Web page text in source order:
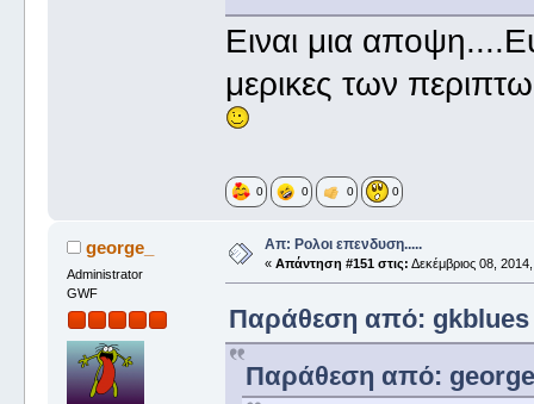
Ειναι μια
μερικες των
0 0 0 0
george_
Administrator
GWF
Απ: Ρολοι επενδυση.....
« Απάντηση #151 στις: Δεκέμβριος 08,
Παράθεση από: gkblues
Παράθεση από: